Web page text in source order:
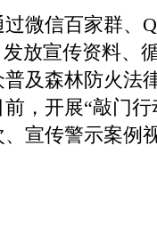
信百家群、
放宣传资料、
及森林防火法
，开展“敲门行
宣传警示案例